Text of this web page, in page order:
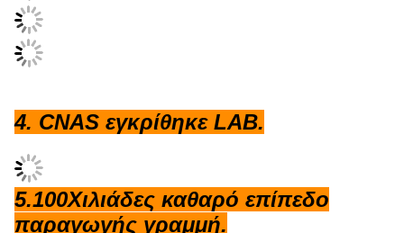
4. CNAS εγκρίθηκε LAB.
5.100Χιλιάδες καθαρό επίπεδο
παραγωγής γραμμή.